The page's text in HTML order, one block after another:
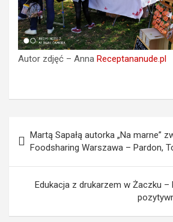
Autor zdjęć – Anna Receptananude.pl
wpisu
Martą Sapałą autorka „Na marne”
Foodsharing Warszawa – Pardon,
Edukacja z drukarzem w Żaczku –